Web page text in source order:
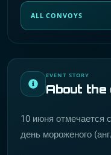
EVENT STORY
About
10 июня отмечается
день мороженого
ALL CONVOYS